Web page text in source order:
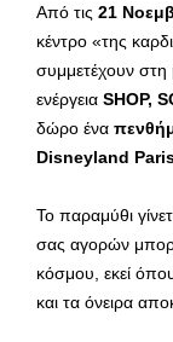
Από τις 21
κέντρο «της
συμμετέχουν στη
ενέργεια SHOP,
δώρο ένα
Disneyland
Το παραμύθι
σας αγορών
κόσμου, εκεί
και τα όνειρα